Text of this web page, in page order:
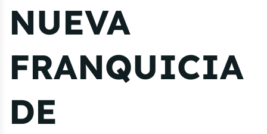
NUEVA
FRANQUICIA
DE